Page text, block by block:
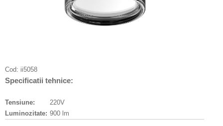
Cod: ii5058
Specificatii tehnice:
Tensiune:
220V
Luminozitate: 900 lm